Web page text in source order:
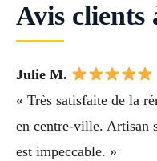
Avis clients
Julie M.
« Très satisfaite de la
en centre-ville. Artisan
est impeccable. »